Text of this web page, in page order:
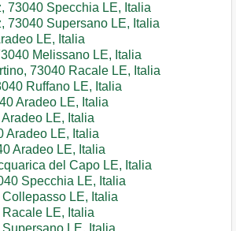
73040 Specchia LE, Italia
73040 Supersano LE, Italia
LE, Italia
Melissano LE, Italia
73040 Racale LE, Italia
Ruffano LE, Italia
Aradeo LE, Italia
LE, Italia
Aradeo LE, Italia
Aradeo LE, Italia
del Capo LE, Italia
Specchia LE, Italia
LE, Italia
LE, Italia
LE, Italia